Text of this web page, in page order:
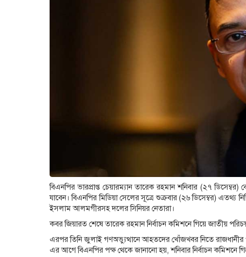
বিএনপির ভারপ্রাপ্ত চেয়ারম্যান তারেক রহমান শনিবার (২৭
যাবেন। বিএনপির মিডিয়া সেলের সূত্রে শুক্রবার (২৬ ডিসেম্বর)
ইসলাম আলমগীরসহ দলের সিনিয়র নেতারা।
কবর জিয়ারত শেষে তারেক রহমান নির্বাচন কমিশনে গিয়ে জাতীয়
এরপর তিনি জুলাই গণঅভ্যুত্থানে আহতদের খোঁজখবর নিতে রাজধানীর
এর আগে বিএনপির পক্ষ থেকে জানানো হয়, শনিবার নির্বাচন কমিশনে